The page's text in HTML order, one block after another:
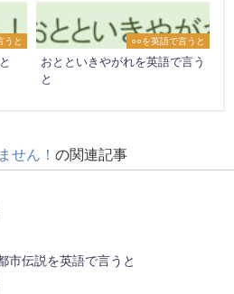
うと ○○を英語で言うと
おとといきやがれを英語で言う
と
せん！ の関連記事
市伝説を英語で言うと